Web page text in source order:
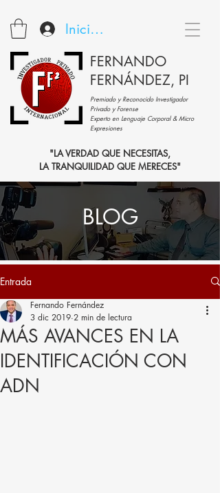
Iniciar sesión
FERNANDO
FERNÁNDEZ, PI
Premiado y Reconocido Investigador
Privado y Forense
Experto en Lenguaje Corporal & Micro
Expresiones
"LA VERDAD QUE NECESITAS,
LA TRANQUILIDAD QUE MERECES"
BLOG
Entrada
MÁS AVANCES EN LA
IDENTIFICACIÓN CON
ADN
Fernando Fernández
3 dic 2019 2 min de lectura